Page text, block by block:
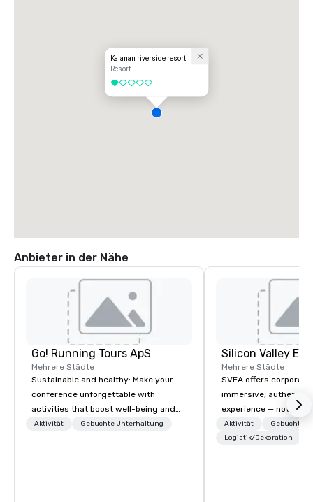
Kalanan riverside resort
Resort
1 von 5
Anbieter in der Nähe
Go! Running Tours ApS
Mehrere Städte
Sustainable and healthy: Make your
conference unforgettable with
activities that boost well-being and
lower carbon footprints. Explore the
Aktivität Gebuchte Unterhaltung
Mehrere Städte
SVEA offers
immersive, authentic
experience — not a
transformation. We
facilitate custom
Aktivität
Gebuchte
Logistik/Dekoration